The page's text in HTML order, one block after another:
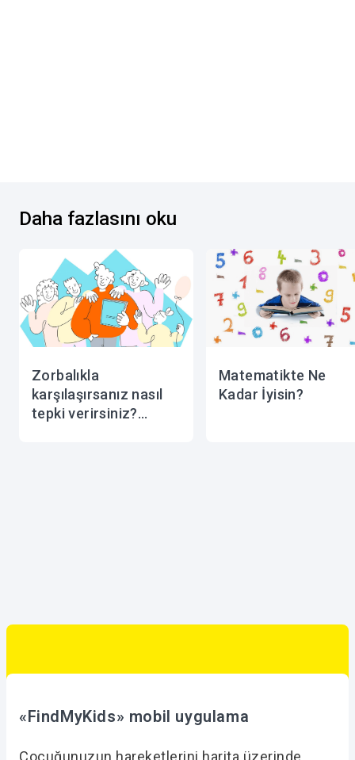
Daha fazlasını oku
Zorbalıkla
karşılaşırsanız nasıl
tepki verirsiniz?
Matematikte Ne
Kadar İyisin?
«FindMyKids» mobil uygulama
Çocuğunuzun hareketlerini harita üzerinde